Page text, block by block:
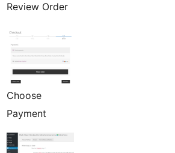
Review Order
Choose
Payment